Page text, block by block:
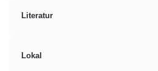
Literatur
Lokal